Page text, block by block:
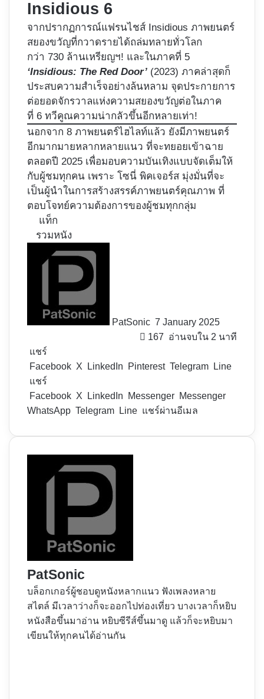
Insidious 6
จากปรากฏการณ์แฟรนไชส์ Insidious ภาพยนตร์
สยองขวัญที่กวาดรายได้ถล่มทลายทั่วโลก
กว่า 730 ล้านเหรียญฯ! และในภาคที่ 5
‘Insidious: The Red Door’ (2023) ภาคล่าสุดก็
ประสบความสำเร็จอย่างล้นหลาม จุดประกายการ
ต่อยอดจักรวาลแห่งความสยองขวัญต่อในภาค
ที่ 6 ทวีคูณความน่ากลัวขึ้นอีกหลายเท่า!
นอกจาก 8 ภาพยนตร์ไฮไลท์แล้ว ยังมีภาพยนตร์
อีกมากมายหลากหลายแนว ที่จะทยอยเข้าฉาย
ตลอดปี 2025 เพื่อมอบความบันเทิงแบบจัดเต็มให้
กับผู้ชมทุกคน เพราะ โซนี่ พิคเจอร์ส มุ่งมั่นที่จะ
เป็นผู้นำในการสร้างสรรค์ภาพยนตร์คุณภาพ ที่
ตอบโจทย์ความต้องการของผู้ชมทุกกลุ่ม
แท็ก
รวมหนัง
PatSonic 7 January 2025
167 อ่านจบใน 2 นาที
แชร์
Facebook X LinkedIn Pinterest Telegram
Line
แชร์
Facebook X LinkedIn Messenger Messenger
WhatsApp Telegram Line แชร์ผ่านอีเมล
PatSonic
บล็อกเกอร์ผู้ชอบดูหนังหลากแนว ฟังเพลงหลาย
สไตล์ มีเวลาว่างก็จะออกไปท่องเที่ยว บางเวลาก็หยิบ
หนังสือขึ้นมาอ่าน หยิบซีรีส์ขึ้นมาดู แล้วก็จะหยิบมา
เขียนให้ทุกคนได้อ่านกัน